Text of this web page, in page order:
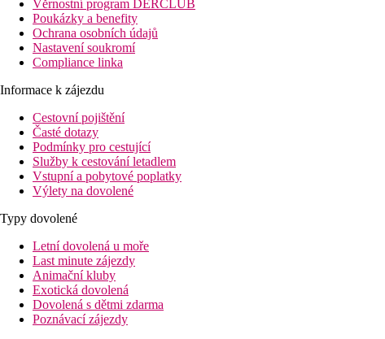
Věrnostní program DERCLUB
Poukázky a benefity
Ochrana osobních údajů
Nastavení soukromí
Compliance linka
Informace k zájezdu
Cestovní pojištění
Časté dotazy
Podmínky pro cestující
Služby k cestování letadlem
Vstupní a pobytové poplatky
Výlety na dovolené
Typy dovolené
Letní dovolená u moře
Last minute zájezdy
Animační kluby
Exotická dovolená
Dovolená s dětmi zdarma
Poznávací zájezdy